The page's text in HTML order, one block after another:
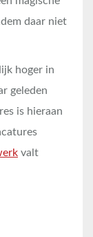
daar niet
hoger in
geleden
is hieraan
valt